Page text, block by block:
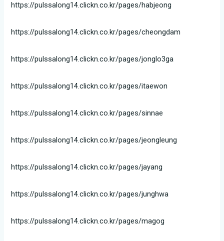
https://pulssalong14.clickn.co.kr/pages/habjeong
https://pulssalong14.clickn.co.kr/pages/cheongdam
https://pulssalong14.clickn.co.kr/pages/jonglo3ga
https://pulssalong14.clickn.co.kr/pages/itaewon
https://pulssalong14.clickn.co.kr/pages/sinnae
https://pulssalong14.clickn.co.kr/pages/jeongleung
https://pulssalong14.clickn.co.kr/pages/jayang
https://pulssalong14.clickn.co.kr/pages/junghwa
https://pulssalong14.clickn.co.kr/pages/magog